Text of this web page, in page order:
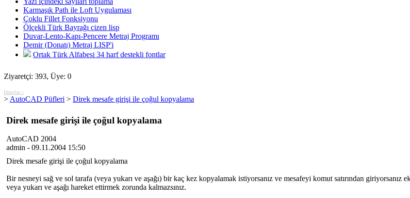
Karmaşık Path ile Loft Uygulaması
Çoklu Fillet Fonksiyonu
Ölçekli Türk Bayrağı çizen lisp
Duvar-Lento-Kapı-Pencere Metraj Programı
Demir (Donatı) Metraj LISP'i
Ortak Türk Alfabesi 34 harf destekli fontlar
Ziyaretçi: 393, Üye: 0
Detaylar »
> AutoCAD Püfleri > Direk mesafe girişi ile çoğul kopyalama
Direk mesafe girişi ile çoğul kopyalama
AutoCAD 2004
admin - 09.11.2004 15:50
Direk mesafe girişi ile çoğul kopyalama
Bir nesneyi sağ ve sol tarafa (veya yukarı ve aşağı) bir kaç kez kopyalamak istiyorsanız ve mesafeyi komut satırından
veya yukarı ve aşağı hareket ettirmek zorunda kalmazsınız.